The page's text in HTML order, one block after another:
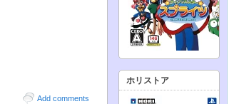
Add comments
ホリストア